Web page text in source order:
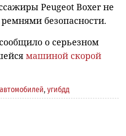
Peugeot Boxer не
безопасности.
о серьезном
машиной скорой
, угибдд